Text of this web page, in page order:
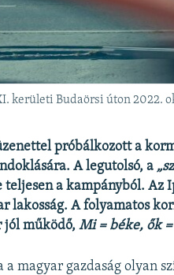
kerületi Budaörsi úton 2022.
próbálkozott a
A legutolsó, a
a kampányból. Az
lakosság. A folyamatos
jól működő,Mi = béke, ők
a magyar gazdaság olyan